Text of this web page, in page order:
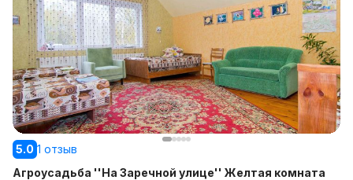
5.0 1 отзыв
Агроусадьба ''На Заречной улице'' Желтая комната